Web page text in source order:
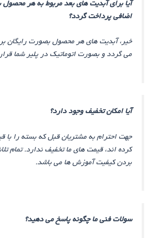
آیا برای آبدیت های بعد مربوط به هر محصول
اضافی پرداخت گردد؟
خیر، آبدیت های هر محصول بصورت رایگان
می گردد و بصورت اتوماتیک در پلیر شما
آیا امکان تخفیف وجود دارد؟
جهت احترام به مشتریان قبل که بسته را با
کرده اند، قیمت های ما تخفیف ندارد. تمام
بردن کیفیت آموزش ها می باشد.
سولات فنی ما چگونه پاسخ می دهید؟